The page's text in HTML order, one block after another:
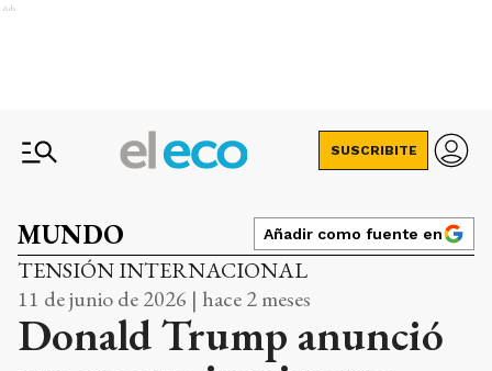
Ads
SUSCRIBITE
MUNDO Añadir como fuente en
TENSIÓN INTERNACIONAL
11 de junio de 2026 | hace 2 meses
Donald Trump anunció